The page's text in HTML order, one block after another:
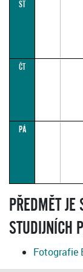
ST
ČT
PÁ
PŘEDMĚT
STUDIJNÍCH
Fotografie